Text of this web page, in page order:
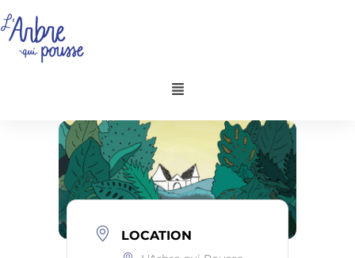
au
contenu
Menu
LOCATION